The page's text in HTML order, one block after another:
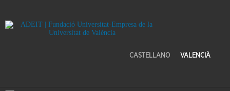
CASTELLANO VALENCIÀ